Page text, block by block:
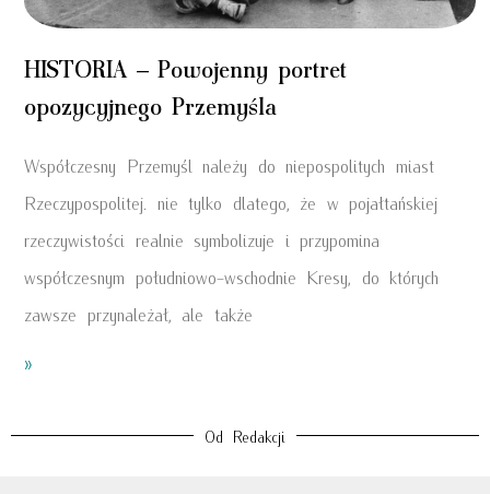
HISTORIA – Powojenny portret
opozycyjnego Przemyśla
Współczesny Przemyśl należy do niepospolitych miast
Rzeczypospolitej. nie tylko dlatego, że w pojałtańskiej
rzeczywistości realnie symbolizuje i przypomina
współczesnym południowo-wschodnie Kresy, do których
zawsze przynależał, ale także
»
Od Redakcji